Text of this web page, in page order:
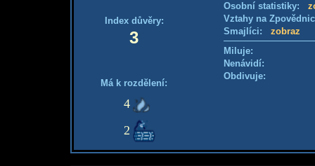
Index důvěry:
3
Má k rozdělení:
4
2
Osobní statistiky:
Vztahy na
Smajlíci: zobraz
Miluje:
Nenávidí:
Obdivuje: